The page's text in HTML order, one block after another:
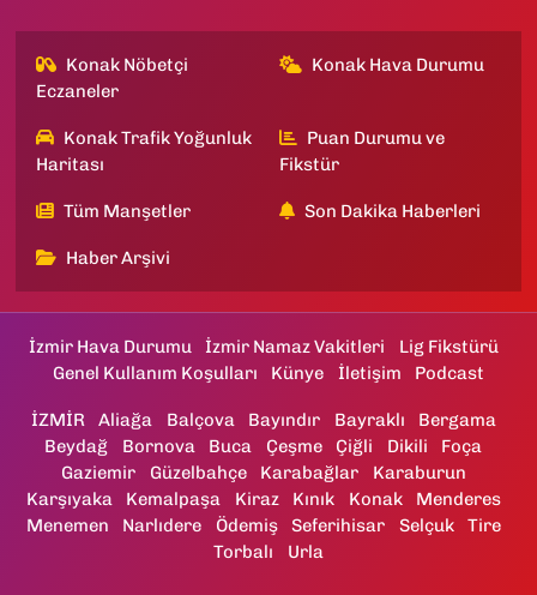
Konak Nöbetçi
Eczaneler
Konak Hava Durumu
Konak Trafik Yoğunluk
Haritası
Puan Durumu ve
Fikstür
Tüm Manşetler Son Dakika Haberleri
Haber Arşivi
İzmir Hava Durumu İzmir Namaz Vakitleri
Lig Fikstürü
Genel Kullanım Koşulları
Künye İletişim Podcast
İZMİR Aliağa Balçova Bayındır Bayraklı
Bergama
Beydağ
Bornova Buca Çeşme Çiğli Dikili
Foça
Gaziemir
Güzelbahçe Karabağlar
Karaburun
Karşıyaka
Kemalpaşa Kiraz Kınık Konak
Menderes
Menemen
Narlıdere Ödemiş Seferihisar Selçuk
Tire
Torbalı
Urla